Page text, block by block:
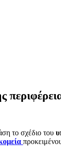
το σχέδιο του